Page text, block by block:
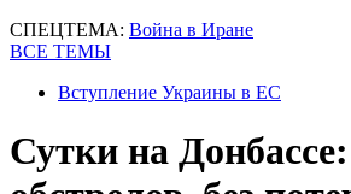
СПЕЦТЕМА: Война в Иране
ВСЕ ТЕМЫ
Вступление Украины в ЕС
Сутки на